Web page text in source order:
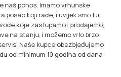
naš ponos. Imamo vrhunske
posao koji rade, i uvijek smo tu
koje zastupamo i prodajemo,
na stanju, i možemo vrlo brzo
Naše kupce obezbjeđujemo
od minimum 10 godina od dana